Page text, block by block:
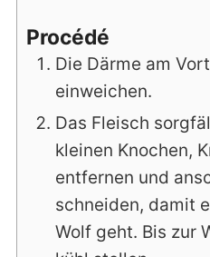
Procédé
Die Därme am
einweichen.
Das Fleisch
kleinen Knochen,
entfernen und
schneiden, damit
Wolf geht. Bis zur